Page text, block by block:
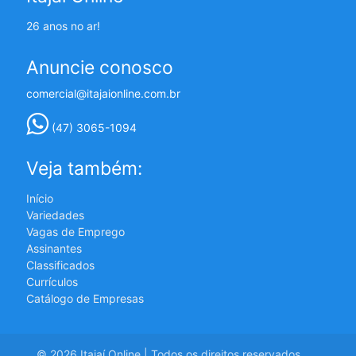
26 anos no ar!
Anuncie conosco
comercial@itajaionline.com.br
(47) 3065-1094
Veja também:
Início
Variedades
Vagas de Emprego
Assinantes
Classificados
Currículos
Catálogo de Empresas